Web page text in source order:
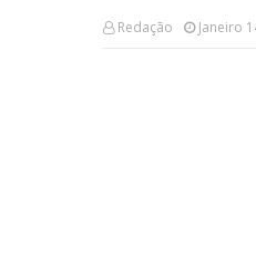
Redação Janeiro